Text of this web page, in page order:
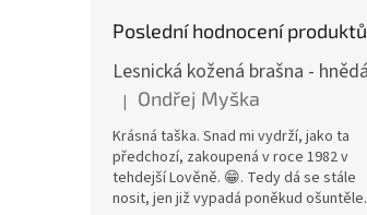
Poslední hodnocení produktů
Hodnocení produktu je 5 z 5 hvězdiček.
| Ondřej Myška
Krásná taška. Snad mi vydrží, jako ta
předchozí, zakoupená v roce 1982 v
tehdejší Lověně. 😁. Tedy dá se stále
nosit, jen již vypadá poněkud ošuntěle.